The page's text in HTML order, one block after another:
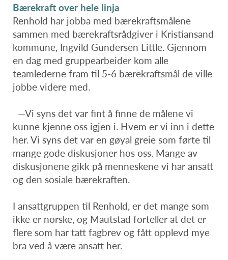
Bærekraft over hele linja
Renhold har jobba med bærekraftsmålene
sammen med bærekraftsrådgiver i Kristiansand
kommune, Ingvild Gundersen Little. Gjennom
en dag med gruppearbeider kom alle
teamlederne fram til 5-6 bærekraftsmål de ville
jobbe videre med.
—Vi syns det var fint å finne de målene vi
kunne kjenne oss igjen i. Hvem er vi inn i dette
her. Vi syns det var en gøyal greie som førte til
mange gode diskusjoner hos oss. Mange av
diskusjonene gikk på menneskene vi har ansatt
og den sosiale bærekraften.
I ansattgruppen til Renhold, er det mange som
ikke er norske, og Mautstad forteller at det er
flere som har tatt fagbrev og fått opplevd mye
bra ved å være ansatt her.